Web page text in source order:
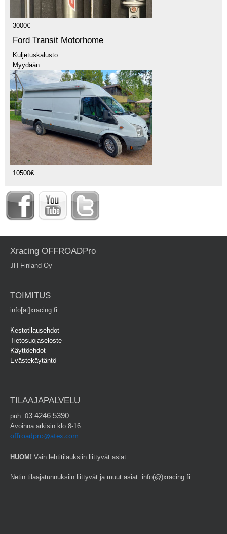
3000€
Ford Transit Motorhome
Kuljetuskalusto
Myydään
10500€
Xracing OFFROADPro
JH Finland Oy
TOIMITUS
info[at]xracing.fi
Kestotilausehdot
Tietosuojaseloste
Käyttöehdot
Evästekäytäntö
TILAAJAPALVELU
puh. 03 4246 5390
Avoinna arkisin klo 8-16
offroadpro@atex.com
HUOM! Vain lehtitilauksiin liittyvät asiat.
Netin tilaajatunnuksiin liittyvät ja muut asiat: info(@)xracing.fi